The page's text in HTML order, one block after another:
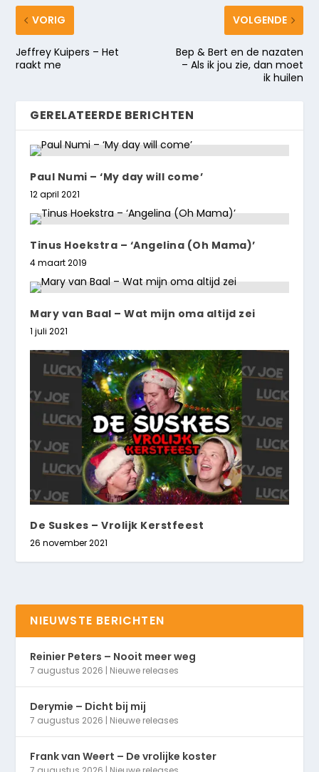
VORIG
Jeffrey Kuipers – Het
raakt me
VOLGENDE
Bep & Bert en de nazaten
– Als ik jou zie, dan moet
ik huilen
GERELATEERDE BERICHTEN
Paul Numi – ‘My day will come’
12 april 2021
Tinus Hoekstra – ‘Angelina (Oh Mama)’
4 maart 2019
Mary van Baal – Wat mijn oma altijd zei
1 juli 2021
De Suskes – Vrolijk Kerstfeest
26 november 2021
NIEUWSTE BERICHTEN
Reinier Peters – Nooit meer weg
7 augustus 2026 Nieuwe releases
Derymie – Dicht bij mij
7 augustus 2026 Nieuwe releases
Frank van Weert – De vrolijke koster